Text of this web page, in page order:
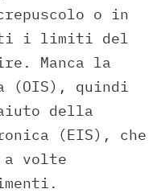
o in
i limiti del
Manca la
(OIS), quindi
della
(EIS), che
a volte